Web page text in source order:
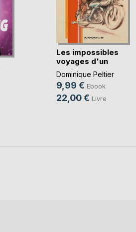
Les impossibles
voyages d'un
imbéc(...)
Dominique Peltier
9,99 € Ebook
22,00 € Livre